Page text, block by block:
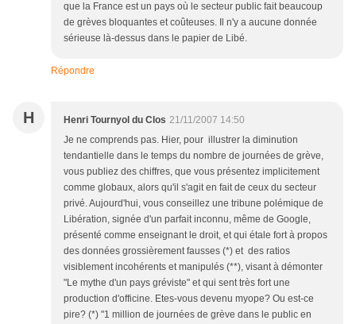
que la France est un pays où le secteur public fait beaucoup
de grèves bloquantes et coûteuses. Il n'y a aucune donnée
sérieuse là-dessus dans le papier de Libé.
Répondre
H Henri Tournyol du Clos 21/11/2007 14:50
Je ne comprends pas. Hier, pour illustrer la diminution
tendantielle dans le temps du nombre de journées de grève,
vous publiez des chiffres, que vous présentez implicitement
comme globaux, alors qu'il s'agit en fait de ceux du secteur
privé. Aujourd'hui, vous conseillez une tribune polémique de
Libération, signée d'un parfait inconnu, même de Google,
présenté comme enseignant le droit, et qui étale fort à propos
des données grossièrement fausses (*) et des ratios
visiblement incohérents et manipulés (**), visant à démonter
"Le mythe d'un pays gréviste" et qui sent très fort une
production d'officine. Etes-vous devenu myope? Ou est-ce
pire? (*) "1 million de journées de grève dans le public en